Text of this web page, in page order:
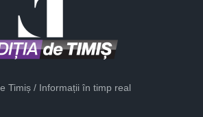
Timiș / Informații în timp real